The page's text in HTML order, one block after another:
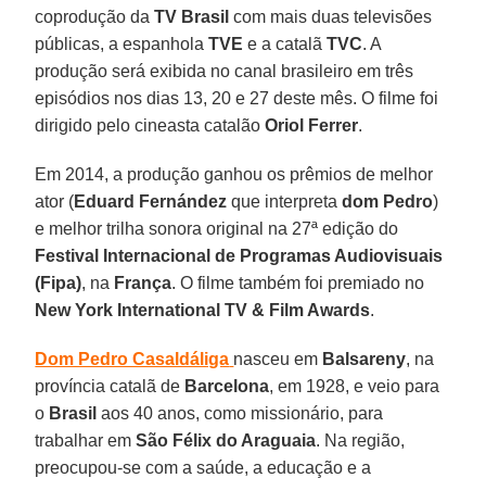
coprodução daTV Brasil com mais duas televisões
públicas, a espanholaTVE e a catalãTVC. A
produção será exibida no canal brasileiro em três
episódios nos dias 13, 20 e 27 deste mês. O filme foi
dirigido pelo cineasta catalãoOriol Ferrer.
Em 2014, a produção ganhou os prêmios de melhor
ator (Eduard Fernández que interpretadom Pedro)
e melhor trilha sonora original na 27ª edição do
Festival Internacional de Programas Audiovisuais
(Fipa), na França. O filme também foi premiado no
New York International TV & Film Awards.
Dom Pedro Casaldáliga nasceu em Balsareny, na
província catalã de Barcelona, em 1928, e veio para
o Brasil aos 40 anos, como missionário, para
trabalhar emSão Félix do Araguaia. Na região,
preocupou-se com a saúde, a educação e a